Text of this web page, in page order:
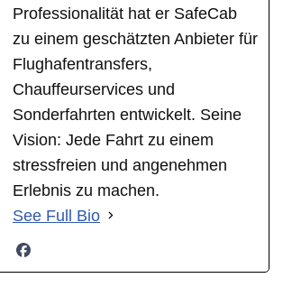
Professionalität hat er SafeCab
zu einem geschätzten Anbieter für
Flughafentransfers,
Chauffeurservices und
Sonderfahrten entwickelt. Seine
Vision: Jede Fahrt zu einem
stressfreien und angenehmen
Erlebnis zu machen.
See Full Bio